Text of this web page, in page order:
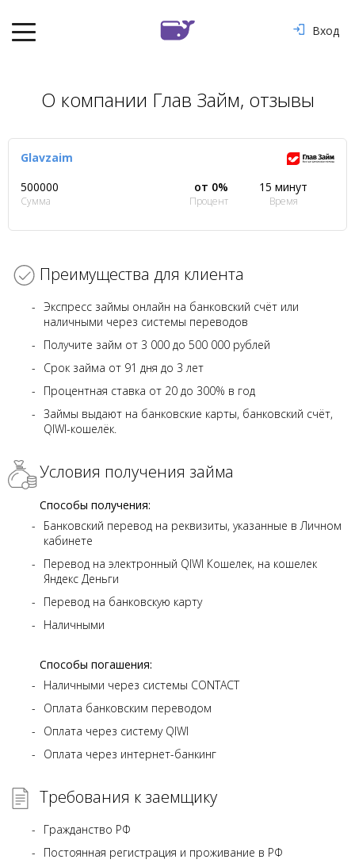
Вход
О компании Глав Займ, отзывы
Glavzaim
500000
Сумма
от 0%
Процент
15 минут
Время
Преимущества для клиента
Экспресс займы онлайн на банковский счёт или
наличными через системы переводов
Получите займ от 3 000 до 500 000 рублей
Срок займа от 91 дня до 3 лет
Процентная ставка от 20 до 300% в год
Займы выдают на банковские карты, банковский счёт,
QIWI-кошелёк.
Условия получения займа
Способы получения:
Банковский перевод на реквизиты, указанные в Личном
кабинете
Перевод на электронный QIWI Кошелек, на кошелек
Яндекс Деньги
Перевод на банковскую карту
Наличными
Способы погашения:
Наличными через системы CONTACT
Оплата банковским переводом
Оплата через систему QIWI
Оплата через интернет-банкинг
Требования к заемщику
Гражданство РФ
Постоянная регистрация и проживание в РФ